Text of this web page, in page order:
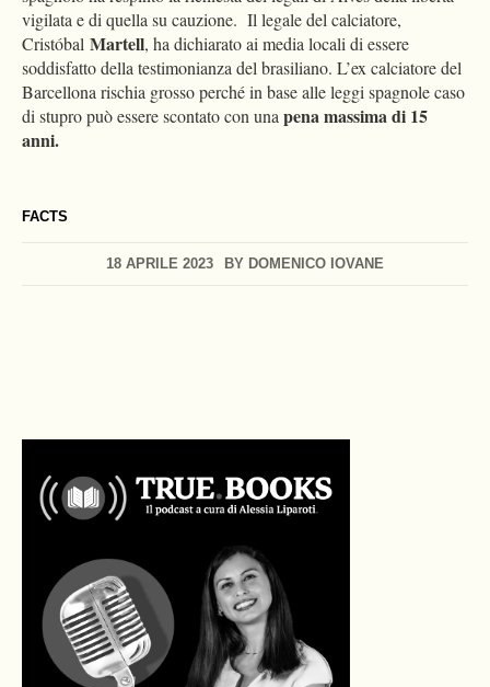
FACTS
18 APRILE 2023 BY DOMENICO IOVANE
vigilata e di quella su cauzione. Il legale del calciatore,
Cristóbal Martell, ha dichiarato ai media locali di essere
soddisfatto della testimonianza del brasiliano. L’ex calciatore del
Barcellona rischia grosso perché in base alle leggi spagnole caso
di stupro può essere scontato con unapena massima di 15
anni.